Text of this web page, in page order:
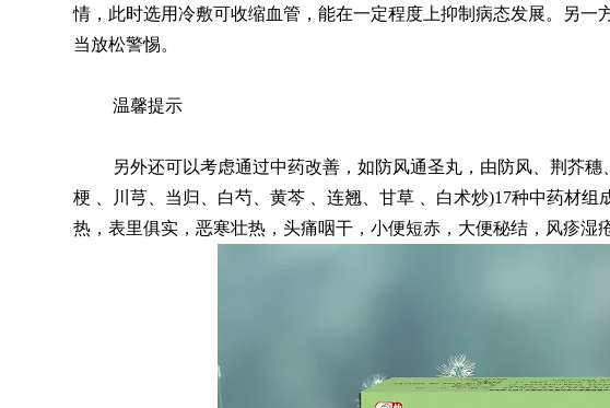
情，此时选用冷敷可收缩血管，能在一定程度上抑制病态发展。另一
当放松警惕。
温馨提示
另外还可以考虑通过中药改善，如防风通圣丸，由防风、荆芥
梗 、川芎、当归、白芍、黄芩 、连翘、甘草 、白术炒)17种中药材
热，表里俱实，恶寒壮热，头痛咽干，小便短赤，大便秘结，风疹湿疮